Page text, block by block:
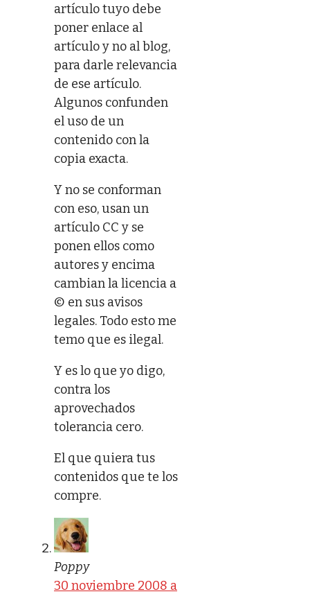
artículo tuyo debe
poner enlace al
artículo y no al blog,
para darle relevancia
de ese artículo.
Algunos confunden
el uso de un
contenido con la
copia exacta.
Y no se conforman
con eso, usan un
artículo CC y se
ponen ellos como
autores y encima
cambian la licencia a
© en sus avisos
legales. Todo esto me
temo que es ilegal.
Y es lo que yo digo,
contra los
aprovechados
tolerancia cero.
El que quiera tus
contenidos que te los
compre.
Poppy
30 noviembre 2008 a